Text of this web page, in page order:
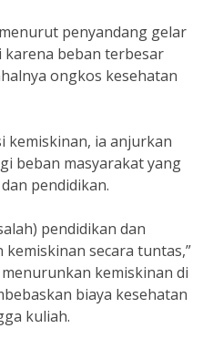
penyandang gelar
beban terbesar
ongkos kesehatan
kemiskinan, ia anjurkan
beban masyarakat yang
pendidikan.
pendidikan dan
secara tuntas,”
kemiskinan di
biaya kesehatan
kuliah.